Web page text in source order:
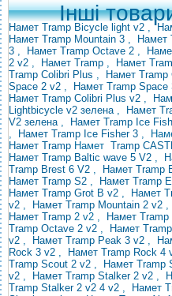
Інші
Намет Tramp Bicycle light v2 ,
Намет Tramp Mountain 3 , Намет
3 , Намет Tramp Octave 2 ,
2 v2 , Намет Tramp , Намет
Tramp Colibri Plus , Намет Tramp
Space 2 v2 , Намет Tramp Space
Намет Tramp Colibri Plus v2 ,
Lightbicycle v2 зелена , Намет
V2 зелена , Намет Tramp Ice
,
Намет Tramp Ice Fisher 3 ,
Намет Tramp Намет Tramp
Намет Tramp Baltic wave 5 V2 ,
Tramp Brest 6 V2 , Намет Tramp
Намет Tramp S2 , Намет Tramp
Намет Tramp Grot B v2 , Намет
v2 , Намет Tramp Mountain 2 v2 ,
Намет Tramp 2 v2 , Намет Tramp
Tramp Octave 2 v2 , Намет
v2 , Намет Tramp Peak 3 v2 ,
Rock 3 v2 , Намет Tramp Rock 4
Tramp Scout 2 v2 , Намет Tramp
v2 , Намет Tramp Stalker 2 v2 ,
Tramp Stalker 2 v2 4 v2 , Намет